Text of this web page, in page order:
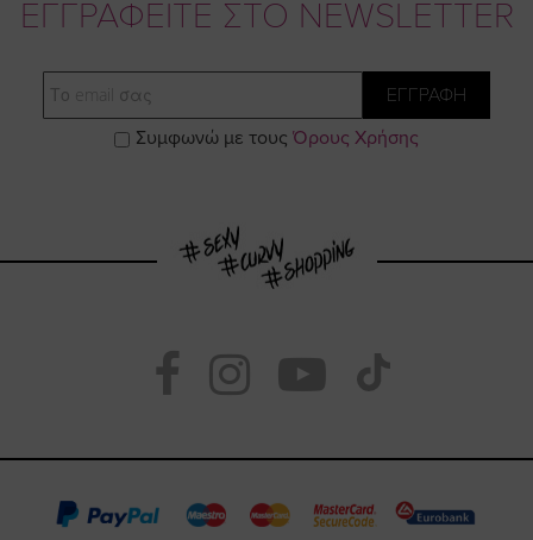
ΕΓΓΡΑΦΕΙΤΕ ΣΤΟ NEWSLETTER
Email
ΕΓΓΡΑΦΗ
Συμφωνώ με τους Όρους Χρήσης
Visit
https://
page
Visit
https://
page
Visit
https://
our
TikTok